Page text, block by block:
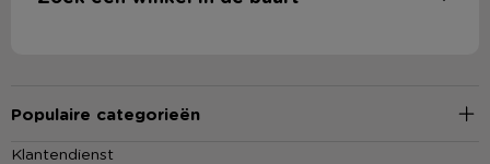
Populaire categorieën
Klantendienst